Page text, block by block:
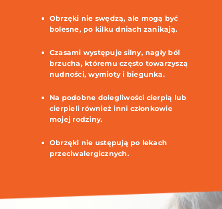
Obrzęki nie swędzą, ale mogą być
bolesne, po kilku dniach zanikają.
Czasami występuje silny, nagły ból
brzucha, któremu często towarzyszą
nudności, wymioty i biegunka.
Na podobne dolegliwości cierpią lub
cierpieli również inni członkowie
mojej rodziny.
Obrzęki nie ustępują po lekach
przeciwalergicznych.